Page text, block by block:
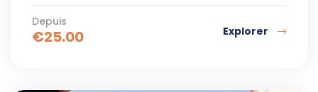
Depuis
€25.00 Explorer